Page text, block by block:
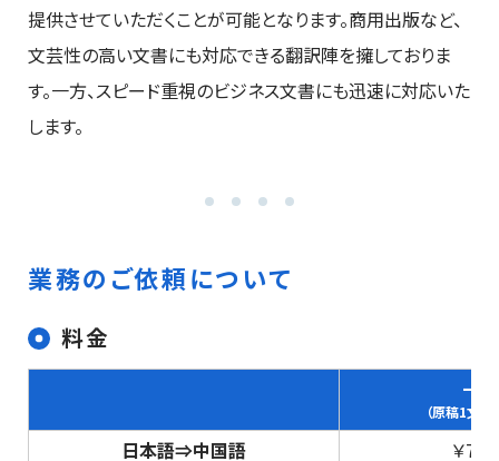
提供させていただくことが可能となります。商用出版など、
文芸性の高い文書にも対応できる翻訳陣を擁しておりま
す。一方、スピード重視のビジネス文書にも迅速に対応いた
します。
業務のご依頼について
料金
一般
（原稿1文字
日本語⇒中国語
￥7.9